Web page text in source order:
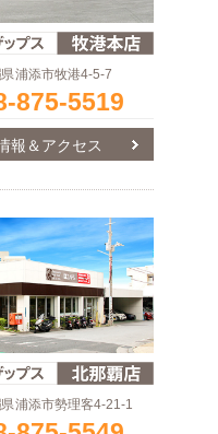
浦添市牧港4-5-7
875-5519
報＆アクセス
浦添市勢理客4-21-1